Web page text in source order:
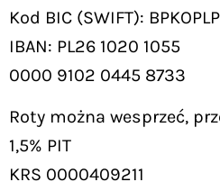
Kod BIC (SWIFT):
IBAN: PL26 1020 1055
0000 9102 0445 8733
Roty można wesprzeć,
1,5% PIT
KRS 0000409211